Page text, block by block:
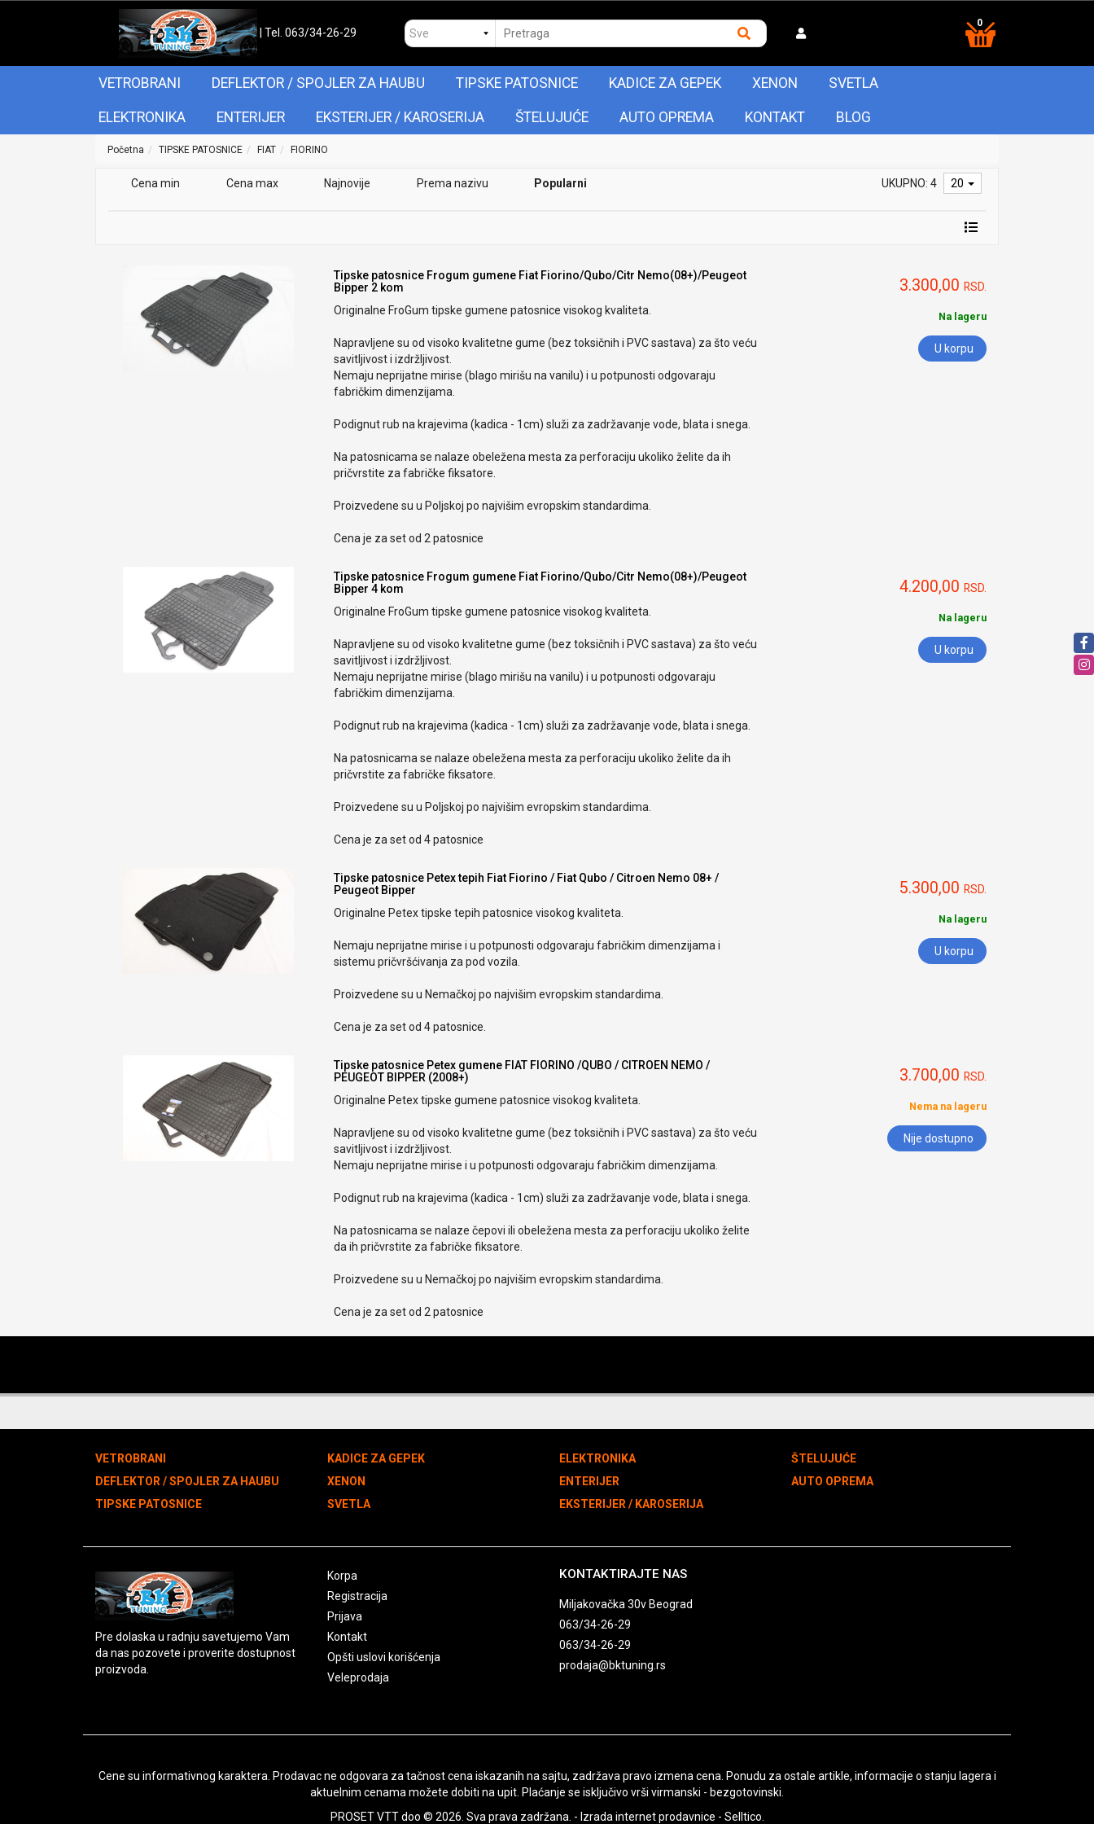
| Tel. 063/34-26-29
0
VETROBRANI DEFLEKTOR / SPOJLER ZA HAUBU TIPSKE PATOSNICE KADICE ZA GEPEK XENON SVETLA
ELEKTRONIKA ENTERIJER EKSTERIJER / KAROSERIJA ŠTELUJUĆE AUTO OPREMA KONTAKT BLOG
Početna TIPSKE PATOSNICE FIAT FIORINO
Cena min Cena max Najnovije Prema nazivu Popularni UKUPNO: 4 20
Tipske patosnice Frogum gumene Fiat Fiorino/Qubo/Citr Nemo(08+)/Peugeot
Bipper 2 kom
Originalne FroGum tipske gumene patosnice visokog kvaliteta.
Napravljene su od visoko kvalitetne gume (bez toksičnih i PVC sastava) za što veću
savitljivost i izdržljivost.
Nemaju neprijatne mirise (blago mirišu na vanilu) i u potpunosti odgovaraju
fabričkim dimenzijama.
Podignut rub na krajevima (kadica - 1cm) služi za zadržavanje vode, blata i snega.
Na patosnicama se nalaze obeležena mesta za perforaciju ukoliko želite da ih
pričvrstite za fabričke fiksatore.
Proizvedene su u Poljskoj po najvišim evropskim standardima.
Cena je za set od 2 patosnice
3.300,00 RSD.
Na lageru
U korpu
Tipske patosnice Frogum gumene Fiat Fiorino/Qubo/Citr Nemo(08+)/Peugeot
Bipper 4 kom
Originalne FroGum tipske gumene patosnice visokog kvaliteta.
Napravljene su od visoko kvalitetne gume (bez toksičnih i PVC sastava) za što veću
savitljivost i izdržljivost.
Nemaju neprijatne mirise (blago mirišu na vanilu) i u potpunosti odgovaraju
fabričkim dimenzijama.
Podignut rub na krajevima (kadica - 1cm) služi za zadržavanje vode, blata i snega.
Na patosnicama se nalaze obeležena mesta za perforaciju ukoliko želite da ih
pričvrstite za fabričke fiksatore.
Proizvedene su u Poljskoj po najvišim evropskim standardima.
Cena je za set od 4 patosnice
4.200,00 RSD.
Na lageru
U korpu
Tipske patosnice Petex tepih Fiat Fiorino / Fiat Qubo / Citroen Nemo 08+ /
Peugeot Bipper
Originalne Petex tipske tepih patosnice visokog kvaliteta.
Nemaju neprijatne mirise i u potpunosti odgovaraju fabričkim dimenzijama i
sistemu pričvršćivanja za pod vozila.
Proizvedene su u Nemačkoj po najvišim evropskim standardima.
Cena je za set od 4 patosnice.
5.300,00 RSD.
Na lageru
U korpu
Tipske patosnice Petex gumene FIAT FIORINO /QUBO / CITROEN NEMO /
PEUGEOT BIPPER (2008+)
Originalne Petex tipske gumene patosnice visokog kvaliteta.
Napravljene su od visoko kvalitetne gume (bez toksičnih i PVC sastava) za što veću
savitljivost i izdržljivost.
Nemaju neprijatne mirise i u potpunosti odgovaraju fabričkim dimenzijama.
Podignut rub na krajevima (kadica - 1cm) služi za zadržavanje vode, blata i snega.
Na patosnicama se nalaze čepovi ili obeležena mesta za perforaciju ukoliko želite
da ih pričvrstite za fabričke fiksatore.
Proizvedene su u Nemačkoj po najvišim evropskim standardima.
Cena je za set od 2 patosnice
3.700,00 RSD.
Nema na lageru
Nije dostupno
VETROBRANI
DEFLEKTOR / SPOJLER ZA HAUBU
TIPSKE PATOSNICE
KADICE ZA GEPEK
XENON
SVETLA
ELEKTRONIKA
ENTERIJER
EKSTERIJER / KAROSERIJA
ŠTELUJUĆE
AUTO OPREMA
Pre dolaska u radnju savetujemo Vam
da nas pozovete i proverite dostupnost
proizvoda.
Korpa
Registracija
Prijava
Kontakt
Opšti uslovi korišćenja
Veleprodaja
KONTAKTIRAJTE NAS
Miljakovačka 30v Beograd
063/34-26-29
063/34-26-29
prodaja@bktuning.rs
Cene su informativnog karaktera. Prodavac ne odgovara za tačnost cena iskazanih na sajtu, zadržava pravo izmena cena. Ponudu za ostale artikle, informacije o stanju lagera i
aktuelnim cenama možete dobiti na upit. Plaćanje se isključivo vrši virmanski - bezgotovinski.
PROSET VTT doo © 2026. Sva prava zadržana. - Izrada internet prodavnice - Selltico.